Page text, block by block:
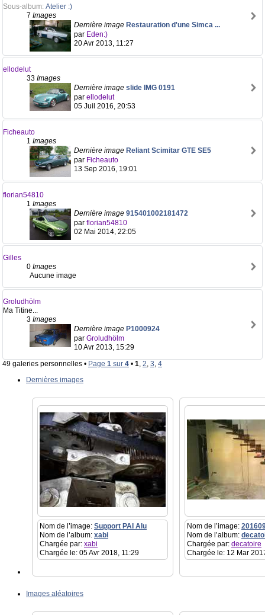
Sous-album: Atelier :)
7 Images
Dernière image Restauration d'une Simca ...
par Eden:)
20 Avr 2013, 11:27
ellodelut
33 Images
Dernière image slide IMG 0191
par ellodelut
05 Juil 2016, 20:53
Ficheauto
1 Images
Dernière image Reliant Scimitar GTE SE5
par Ficheauto
13 Sep 2016, 19:01
florian54810
1 Images
Dernière image 915401002181472
par florian54810
02 Mai 2014, 22:05
Gilles
0 Images
Aucune image
Groludhölm
Ma Titine...
3 Images
Dernière image P1000924
par Groludhölm
10 Avr 2013, 15:29
49 galeries personnelles • Page 1 sur 4 • 1, 2, 3, 4
Dernières images
Nom de l’image: Support PAI Alu
Nom de l’album: xabi
Chargée par: xabi
Chargée le: 05 Avr 2018, 11:29
Nom de l’image:
Nom de l’album:
Chargée par: decatoire
Chargée le: 12 Mar
Images aléatoires